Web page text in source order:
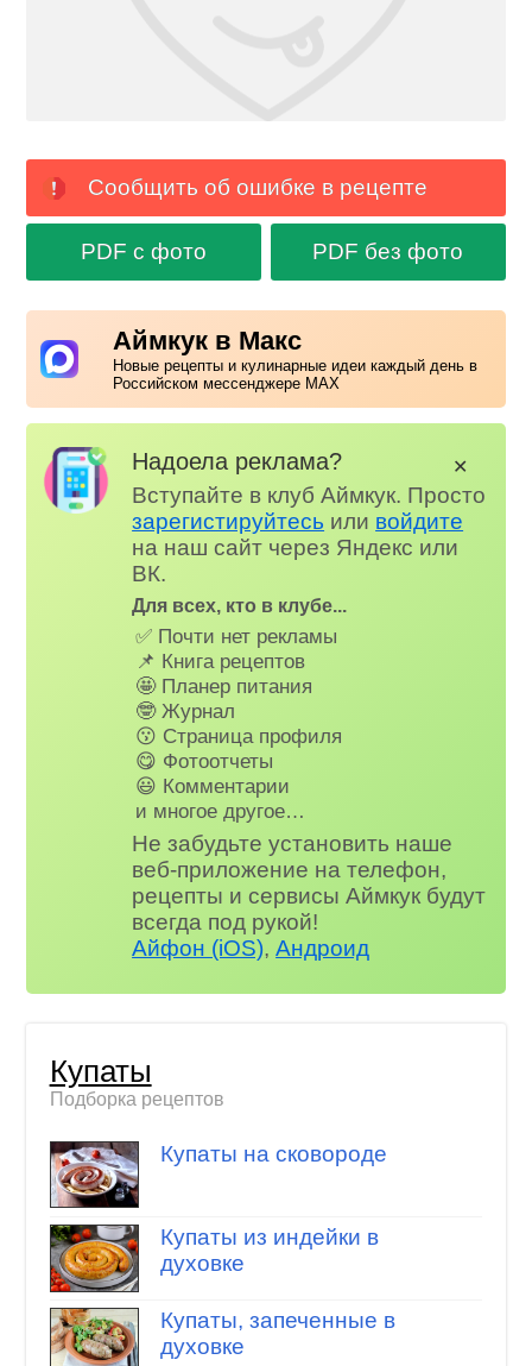
Сообщить об ошибке в рецепте
PDF с фото PDF без фото
Аймкук в Макс
Новые рецепты и кулинарные идеи каждый день в
Российском мессенджере MAX
Надоела реклама?
Вступайте в клуб Аймкук. Просто
зарегистируйтесь или войдите
на наш сайт через Яндекс или
ВК.
Для всех, кто в клубе...
✅ Почти нет рекламы
📌 Книга рецептов
🤩 Планер питания
🤓 Журнал
😗 Страница профиля
😋 Фотоотчеты
😃 Комментарии
и многое другое…
Не забудьте установить наше
веб-приложение на телефон,
рецепты и сервисы Аймкук будут
всегда под рукой!
Айфон (iOS),Андроид
✕
Купаты
Подборка рецептов
Купаты на сковороде
Купаты из индейки в
духовке
Купаты, запеченные в
духовке